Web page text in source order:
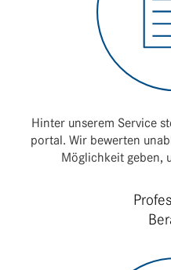
Hinter unserem Service
portal. Wir bewerten
Möglich­keit geben,